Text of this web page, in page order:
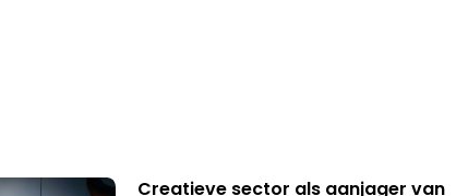
Creatieve sector als aanjager van